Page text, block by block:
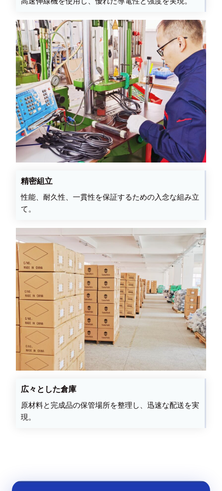
精密組立
性能、耐久性、一貫性を保証するための入念な組み立
て。
広々とした倉庫
原材料と完成品の保管場所を整理し、迅速な配送を実
現。